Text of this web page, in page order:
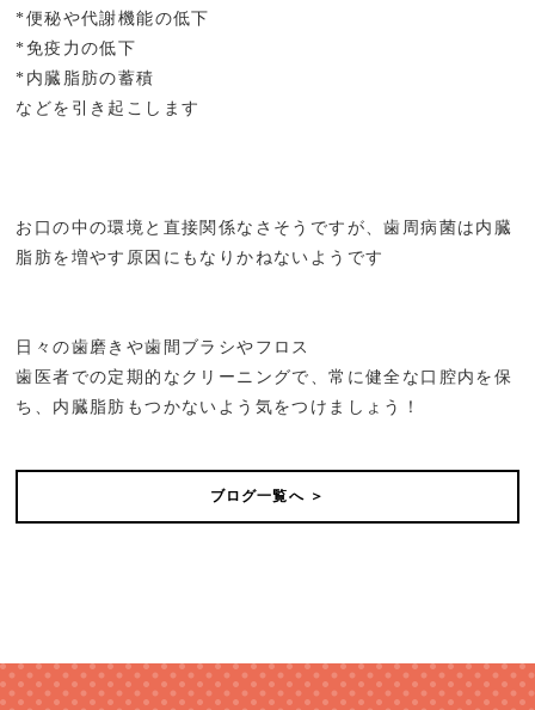
*便秘や代謝機能の低下
*免疫力の低下
*内臓脂肪の蓄積
などを引き起こします
お口の中の環境と直接関係なさそうですが、歯周病菌は内臓
脂肪を増やす原因にもなりかねないようです
日々の歯磨きや歯間ブラシやフロス
歯医者での定期的なクリーニングで、常に健全な口腔内を保
ち、内臓脂肪もつかないよう気をつけましょう！
ブログ一覧へ ＞